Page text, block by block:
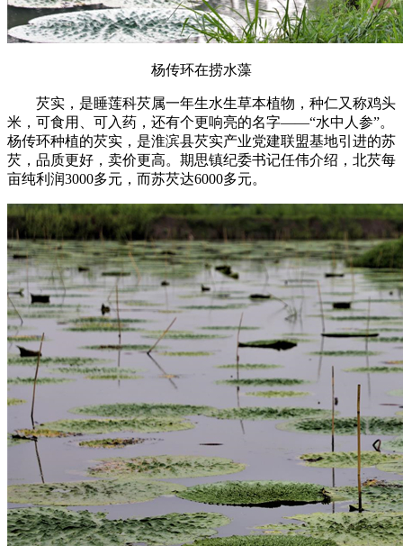
杨传环在捞水藻
芡实，是睡莲科芡属一年生水生草本植物，种仁又称鸡头
米，可食用、可入药，还有个更响亮的名字——“水中人参”。
杨传环种植的芡实，是淮滨县芡实产业党建联盟基地引进的苏
芡，品质更好，卖价更高。期思镇纪委书记任伟介绍，北芡每
亩纯利润3000多元，而苏芡达6000多元。